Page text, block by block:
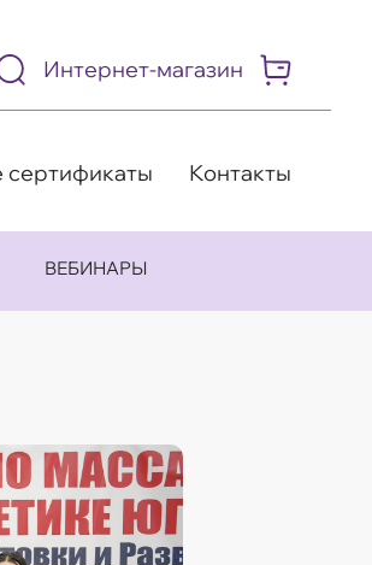
Интернет-магазин
Контакты
ВЕБИНАРЫ